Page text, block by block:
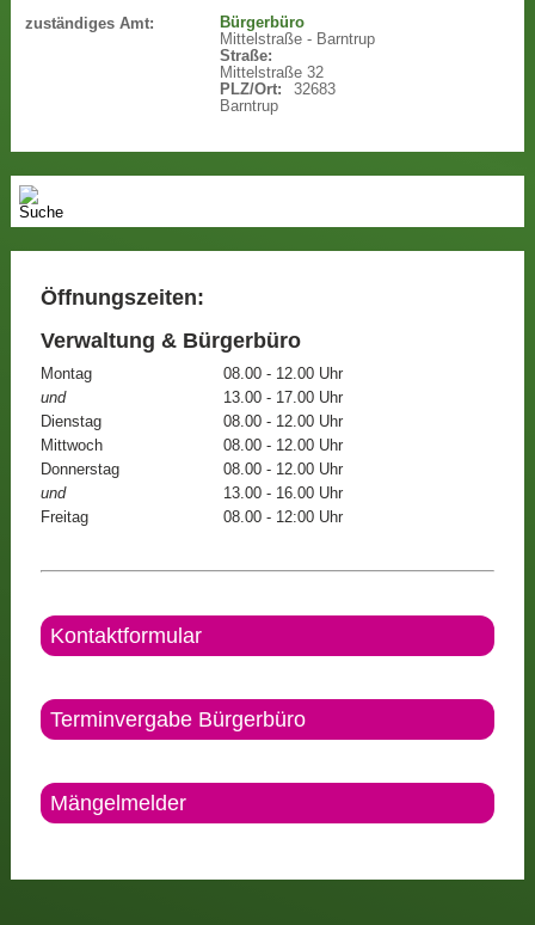
zuständiges Amt:
Bürgerbüro
Mittelstraße - Barntrup
Straße:
Mittelstraße 32
PLZ/Ort:
32683
Barntrup
Öffnungszeiten:
Verwaltung & Bürgerbüro
Montag
08.00 - 12.00 Uhr
und
13.00 - 17.00 Uhr
Dienstag
08.00 - 12.00 Uhr
Mittwoch
08.00 - 12.00 Uhr
Donnerstag
08.00 - 12.00 Uhr
und
13.00 - 16.00 Uhr
Freitag
08.00 - 12:00 Uhr
Kontaktformular
Terminvergabe Bürgerbüro
Mängelmelder